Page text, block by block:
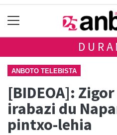
ANBOTO TELEBISTA
[BIDEOA]:
irabazi du
pintxo-lehia